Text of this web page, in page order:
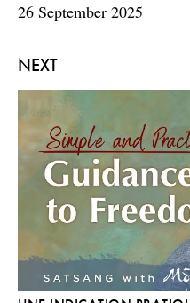
NEXT
26 September 2025